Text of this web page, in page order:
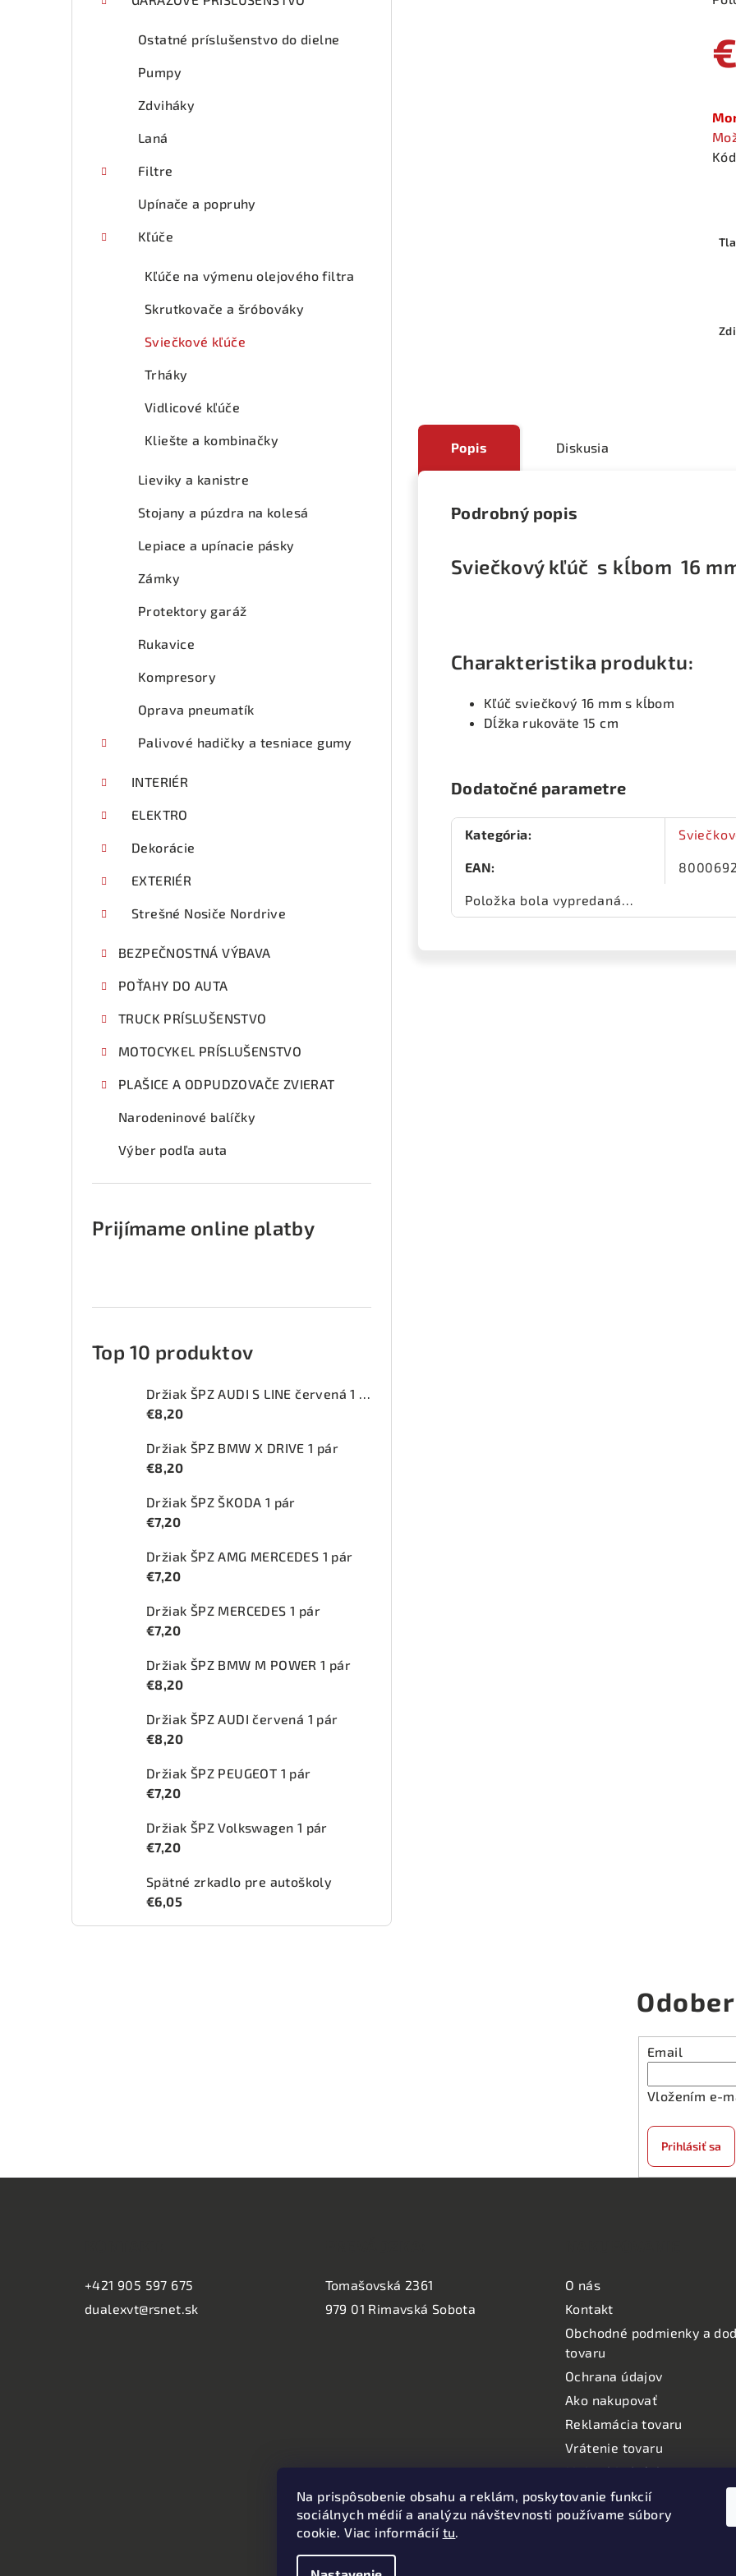
Na prispôsobenie obsahu a reklám, poskytovanie funkcií
sociálnych médií a analýzu návštevnosti používame súbory
cookie. Viac informácií tu.
Ostatné príslušenstvo do dielne
Pumpy
Zdviháky
Laná
Filtre
Upínače a popruhy
Kľúče
Kľúče na výmenu olejového filtra
Skrutkovače a šróbováky
Sviečkové kľúče
Trháky
Vidlicové kľúče
Kliešte a kombinačky
Lieviky a kanistre
Stojany a púzdra na kolesá
Lepiace a upínacie pásky
Zámky
Protektory garáž
Rukavice
Kompresory
Oprava pneumatík
Palivové hadičky a tesniace gumy
INTERIÉR
ELEKTRO
Dekorácie
EXTERIÉR
Strešné Nosiče Nordrive
BEZPEČNOSTNÁ VÝBAVA
POŤAHY DO AUTA
TRUCK PRÍSLUŠENSTVO
MOTOCYKEL PRÍSLUŠENSTVO
PLAŠICE A ODPUDZOVAČE ZVIERAT
Narodeninové balíčky
Výber podľa auta
Prijímame online platby
Top 10 produktov
Držiak ŠPZ AUDI S LINE červená 1 pár
€8,20
Držiak ŠPZ BMW X DRIVE 1 pár
€8,20
Držiak ŠPZ ŠKODA 1 pár
€7,20
Držiak ŠPZ AMG MERCEDES 1 pár
€7,20
Držiak ŠPZ MERCEDES 1 pár
€7,20
Držiak ŠPZ BMW M POWER 1 pár
€8,20
Držiak ŠPZ AUDI červená 1 pár
€8,20
Držiak ŠPZ PEUGEOT 1 pár
€7,20
Držiak ŠPZ Volkswagen 1 pár
€7,20
Spätné zrkadlo pre autoškoly
€6,05
Popis Diskusia
Podrobný popis
Sviečkový kľúč s kĺbom 16
Charakteristika produktu:
Kľúč sviečkový 16 mm s kĺbom
Dĺžka rukoväte 15 cm
Dodatočné parametre
Kategória:
EAN:
Položka bola vypredaná…
Email
Vložením e-
Prihlásiť sa
+421 905 597 675
dualexvt@rsnet.sk
Tomašovská 2361
979 01 Rimavská Sobota
O nás
Kontakt
Obchodné podmienky a
tovaru
Ochrana údajov
Ako nakupovať
Reklamácia tovaru
Vrátenie tovaru
Moje objednávky
Informácie o používaní
Oznamy